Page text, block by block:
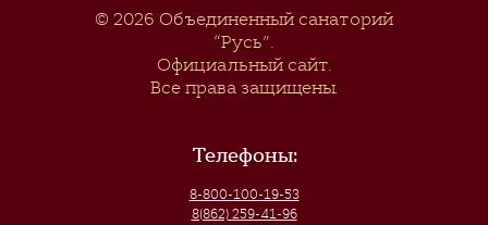
© 2026 Объединенный санаторий
“Русь”.
Официальный сайт.
Все права защищены.
Телефоны:
8-800-100-19-53
8(862) 259-41-96